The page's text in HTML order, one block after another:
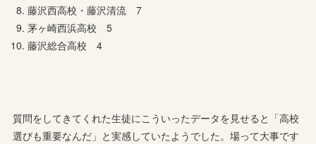
藤沢西高校・藤沢清流 7
茅ヶ崎西浜高校 5
藤沢総合高校 4
質問をしてきてくれた生徒にこういったデータを見せると「高校
選びも重要なんだ」と実感していたようでした。場って大事です